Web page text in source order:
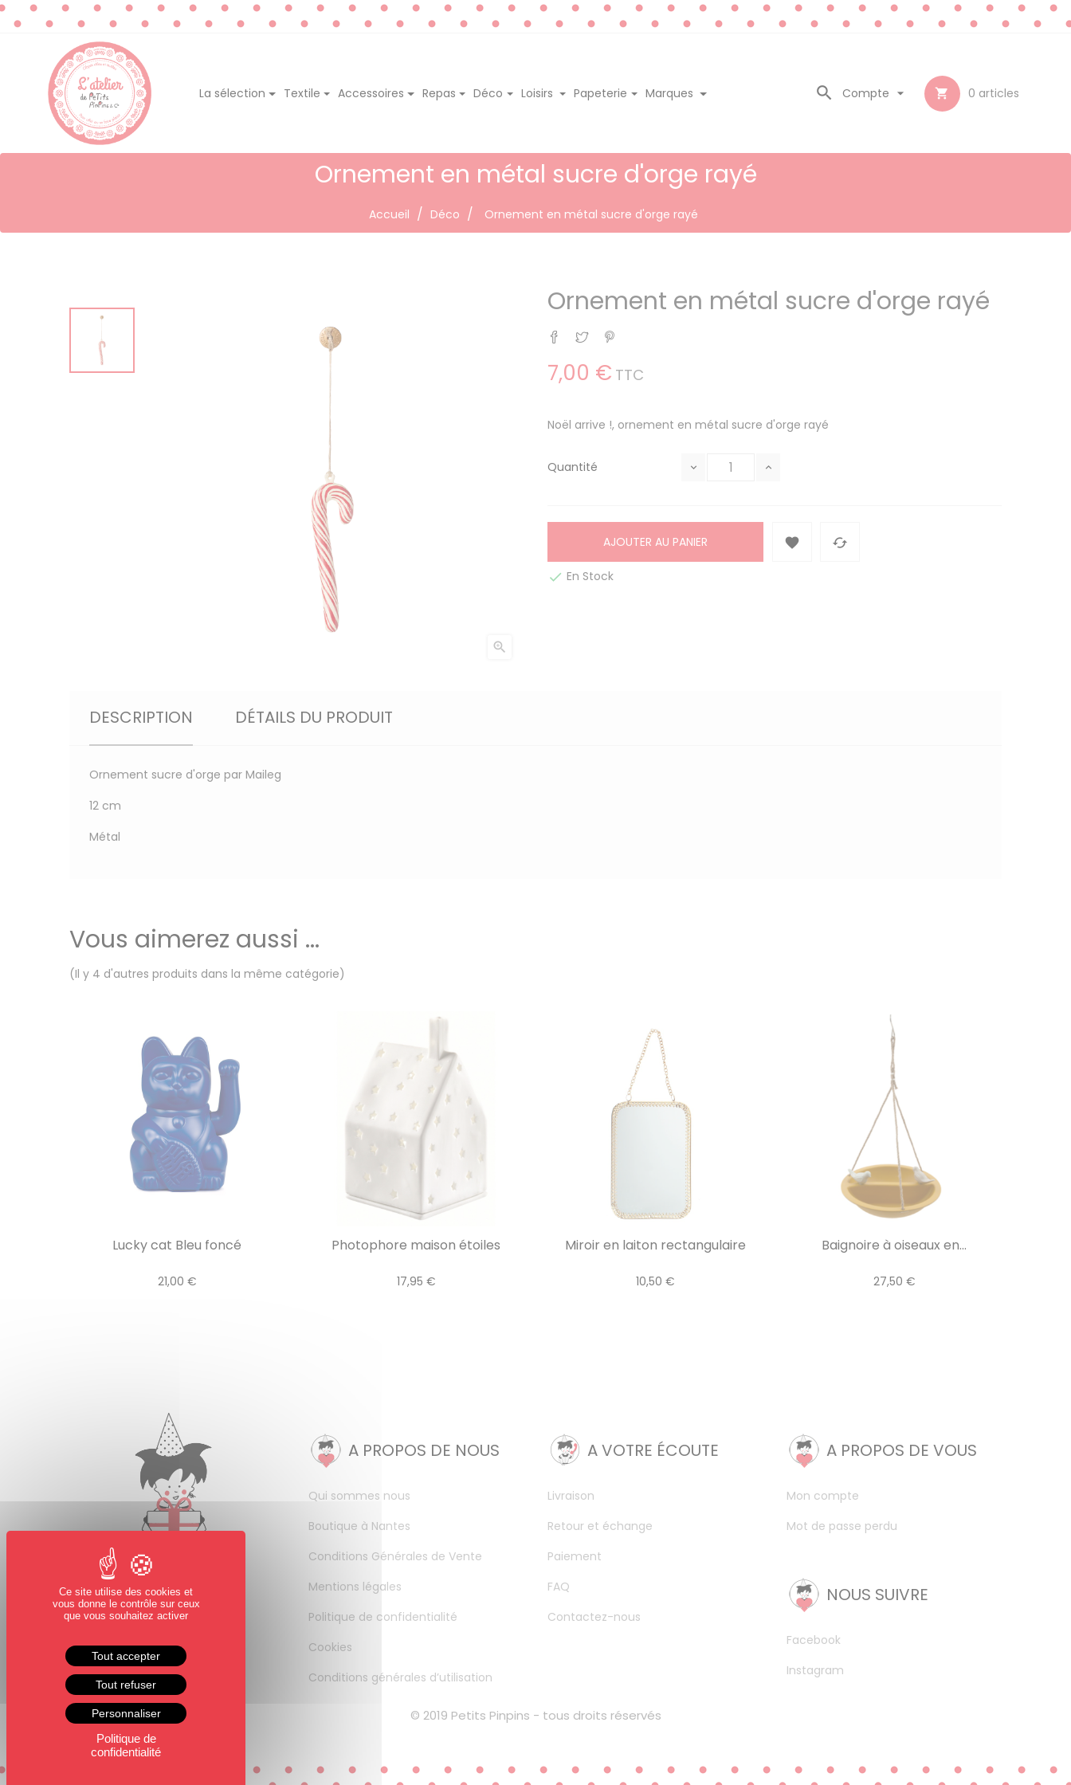
La sélection Textile Accessoires Repas Déco Loisirs Papeterie Marques  0 articles
Compte 

Ornement en métal sucre d'orge rayé
Accueil Déco Ornement en métal sucre d'orge rayé

Ornement en métal sucre d'orge rayé
Partager
Tweet
7,00 € TTC
Noël arrive !, ornement en métal sucre d'orge rayé
Quantité
AJOUTER AU PANIER  
 En Stock
DESCRIPTION DÉTAILS DU PRODUIT
Ornement sucre d'orge par Maileg
12 cm
Métal
Vous aimerez aussi ...
(Il y 4 d'autres produits dans la même catégorie)
Lucky cat Bleu foncé
21,00 €
Photophore maison étoiles
17,95 €
Miroir en laiton rectangulaire
10,50 €
Baignoire à oiseaux en...
27,50 €
A PROPOS DE NOUS
Qui sommes nous
Boutique à Nantes
Conditions Générales de Vente
Mentions légales
Politique de confidentialité
Cookies
Conditions générales d’utilisation
A VOTRE ÉCOUTE
Livraison
Retour et échange
Paiement
FAQ
Contactez-nous
A PROPOS DE VOUS
Mon compte
Mot de passe perdu
NOUS SUIVRE
Facebook
Instagram
© 2019 Petits Pinpins - tous droits réservés
Ce site utilise des cookies et
vous donne le contrôle sur ceux
que vous souhaitez activer
Tout accepter
Tout refuser
Personnaliser
Politique de
confidentialité